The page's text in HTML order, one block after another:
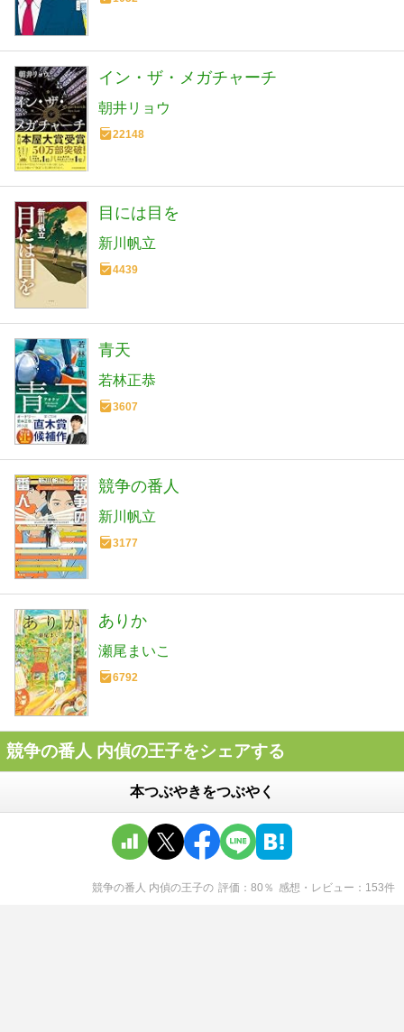
イン・ザ・メガチャーチ
朝井リョウ
22148
目には目を
新川帆立
4439
青天
若林正恭
3607
競争の番人
新川帆立
3177
ありか
瀬尾まいこ
6792
競争の番人 内偵の王子をシェアする
本つぶやきをつぶやく
競争の番人 内偵の王子の 評価 80 ％ 感想・レビュー 153件